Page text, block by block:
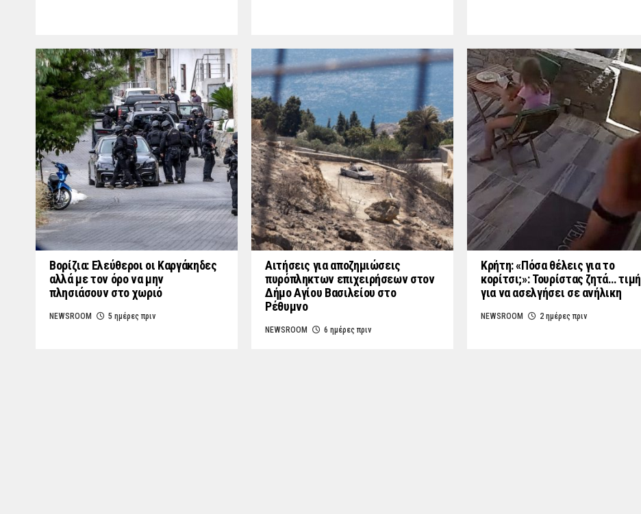
Βορίζια: Ελεύθεροι οι Καργάκηδες
αλλά με τον όρο να μην
πλησιάσουν στο χωριό
NEWSROOM 5 ημέρες πριν
Αιτήσεις για αποζημιώσεις
πυρόπληκτων επιχειρήσεων στον
Δήμο Αγίου Βασιλείου στο
Ρέθυμνο
NEWSROOM 6 ημέρες πριν
Κρήτη: «Πόσα θέλεις για το
κορίτσι;»: Τουρίστας ζητά… τιμή
για να ασελγήσει σε ανήλικη
NEWSROOM 2 ημέρες πριν